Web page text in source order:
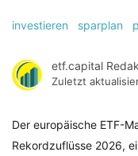
investieren sparplan
etf.capital
Zuletzt
Der europäische ETF-
Rekordzuflüsse 2026,